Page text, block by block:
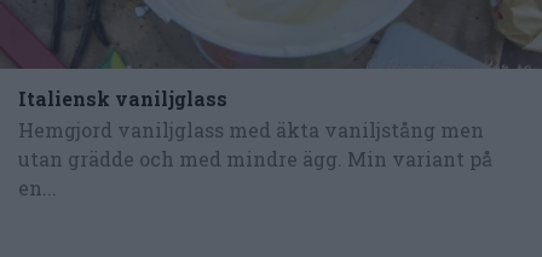
Italiensk vaniljglass
Hemgjord vaniljglass med äkta vaniljstång men
utan grädde och med mindre ägg. Min variant på
en...